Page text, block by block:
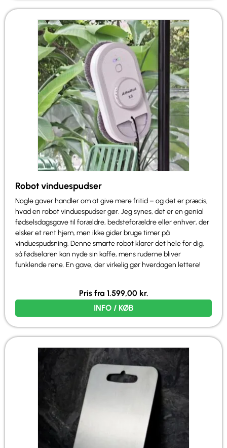
Robot vinduespudser
Nogle gaver handler om at give mere fritid – og det er præcis,
hvad en robot vinduespudser gør. Jeg synes, det er en genial
fødselsdagsgave til forældre, bedsteforældre eller enhver, der
elsker et rent hjem, men ikke gider bruge timer på
vinduespudsning. Denne smarte robot klarer det hele for dig,
så fødselaren kan nyde sin kaffe, mens ruderne bliver
funklende rene. En gave, der virkelig gør hverdagen lettere!
Pris fra 1.599,00 kr.
INFO / KØB